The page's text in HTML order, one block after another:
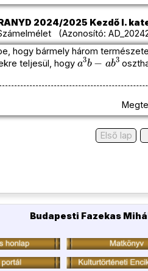
2024/2025 Kezdő I.
(Azonosító:
hogy bármely három
teljesül, hogy
a3b−ab3
Első lap
Budapesti Fazekas